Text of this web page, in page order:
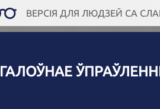
ВЕРСІЯ ДЛЯ ЛЮДЗЕЙ СА
ГАЛОЎНАЕ